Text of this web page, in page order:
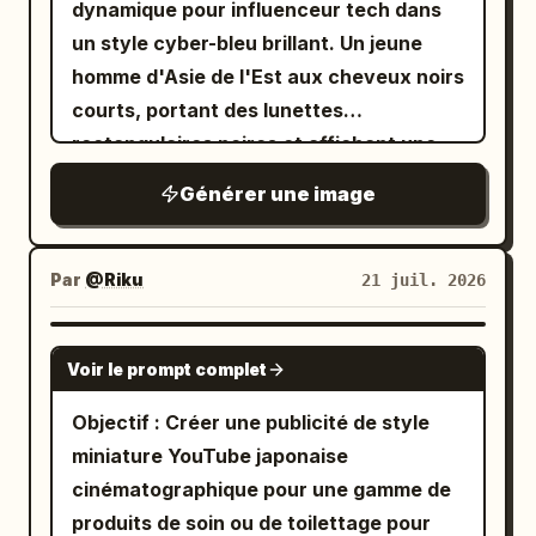
magenta sur le côté droit, avec un fin
halo doré ou un arc de mesure radial
derrière sa tête. Incluez les petites
initiales manuscrites « G. P. T. » et un
exactement 7 éléments de preuve
principaux : 1) une grande page de
manuscrit vieillie et déchirée en haut à
droite avec une partition, des barres de
correction rouges et un tampon rouge
indiquant « CORRECCIONES » ; 2) un
texte manuscrit rouge-brun sur cette
page indiquant « Editado por un
aficionado » ; 3) une loupe au-dessus de
de logos, de filigrane, de personne en
double, d'apparence anime ou CGI.
principale : Au centre-gauche, placez un
grand logo de bouton de lecture
triangulaire en dégradé arc-en-ciel, suivi
d'un énorme mot-symbole en italique
blanc gras « Flova » dominant le centre.
En haut, ajoutez un grand titre en
japonais : « AI と一緒に、世界を創る時代
へ。 » avec la partie « AI » en très grand
et en blanc, et un sous-titre plus petit en
dessous : « 企画から映像完成まで、すべて
AI Agent がサポート! ». En haut à droite,
arrondi violet lumineux indiquant « AI
Agent » et en dessous « Create the
Future with AI ». Personnage principal :
dynamique pour influenceur tech dans
un style cyber-bleu brillant. Un jeune
homme d'Asie de l'Est aux cheveux noirs
courts, portant des lunettes
rectangulaires noires et affichant une
se penche vers l'appareil photo depuis la
droite, vêtu d'un t-shirt noir uni. Il tient
un grand jeton bleu circulaire lumineux
près de l'objectif avec sa main gauche
au premier plan en bas à gauche, le
faisant paraître surdimensionné ; le
jeton possède un bord vitreux
transparent, des reflets bleu néon et un
logo géométrique blanc en relief
composé de trois blocs distincts sur sa
Générer une image
Par @Riku 21 juil. 2026
GPT IMAGE 2
Voir le prompt complet
Objectif : Créer une publicité de style
miniature YouTube japonaise
cinématographique pour une gamme de
produits de soin ou de toilettage pour